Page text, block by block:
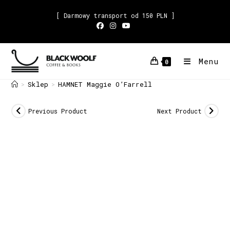
[ Darmowy transport od 150 PLN ]
0 Menu
> Sklep > HAMNET Maggie O’Farrell
Previous Product Next Product